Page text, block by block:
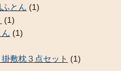
とん (1)
(1)
(1)
敷枕３点セット (1)